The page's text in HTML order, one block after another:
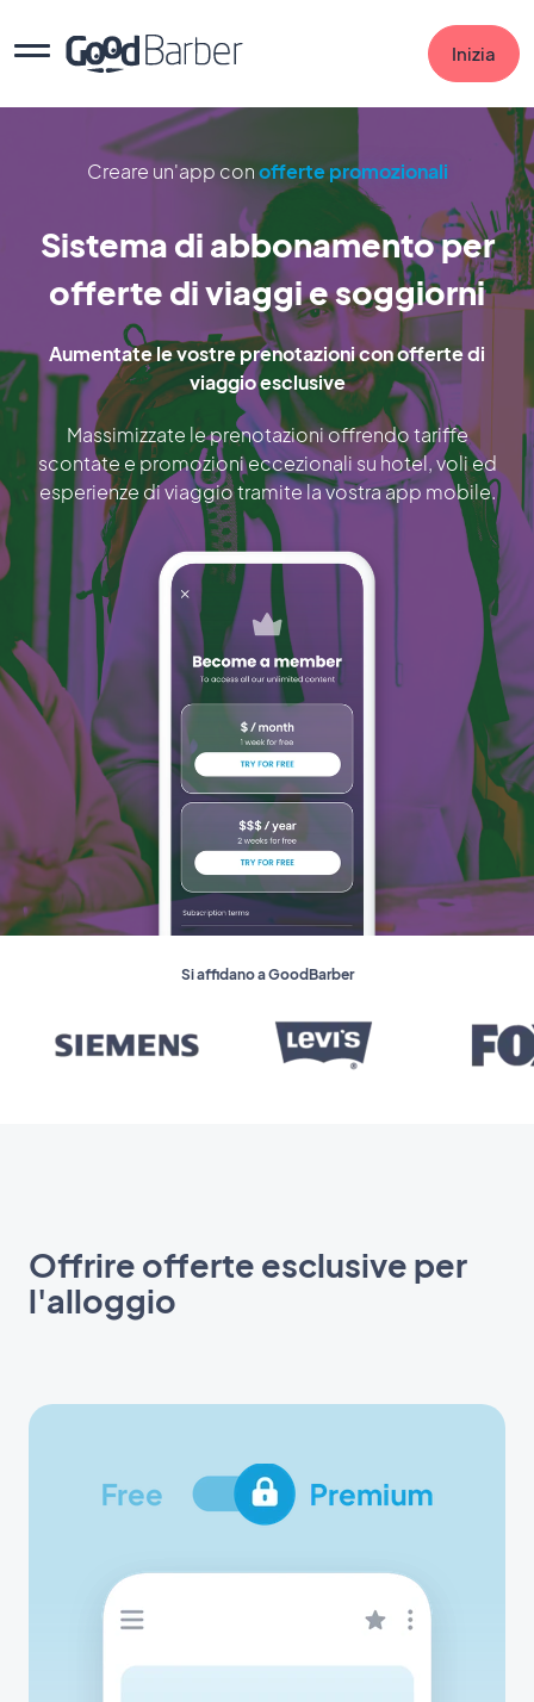
Inizia
Creare un'app conofferte promozionali
Sistema di abbonamento per
offerte di viaggi e soggiorni
Aumentate le vostre prenotazioni con offerte di
viaggio esclusive
Massimizzate le prenotazioni offrendo tariffe
scontate e promozioni eccezionali su hotel, voli ed
esperienze di viaggio tramite la vostra app mobile.
Si affidano a GoodBarber
Offrire offerte esclusive per
l'alloggio